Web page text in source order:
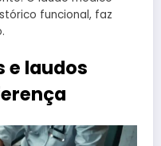
funcional, faz
e laudos